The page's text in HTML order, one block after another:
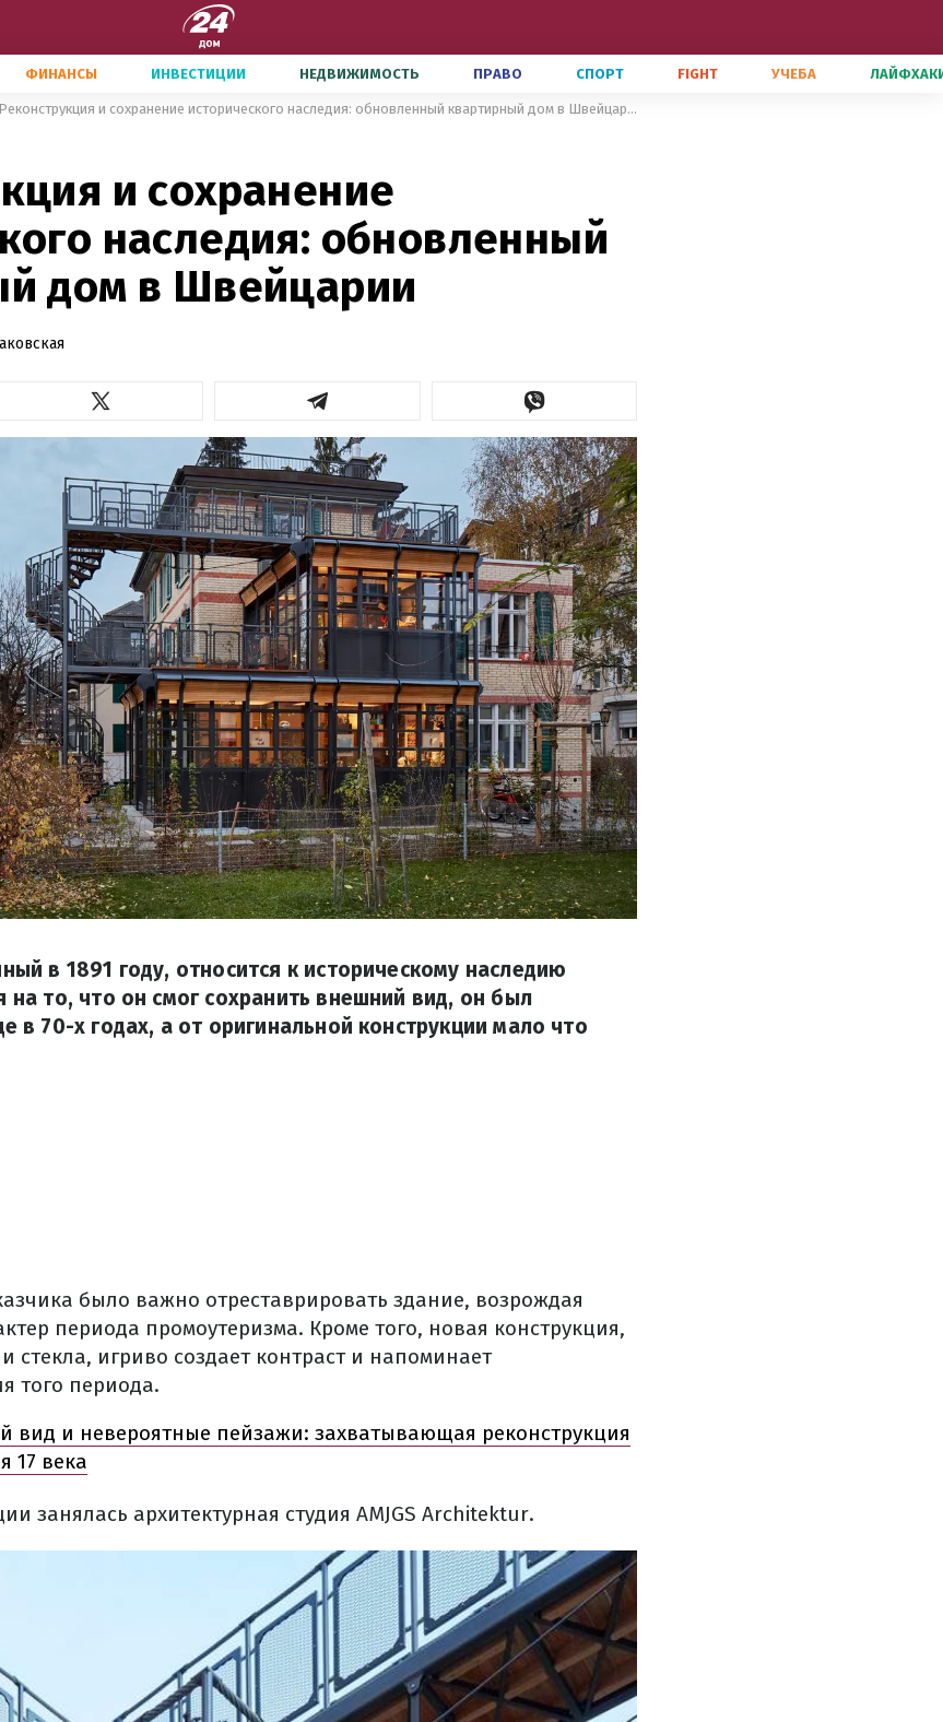
ФИНАНСЫ ИНВЕСТИЦИИ НЕДВИЖИМОСТЬ ПРАВО СПОРТ FIGHT УЧЕБА
Реконструкция и сохранение исторического наследия: обновленный квартирный дом в Швейцарии
и сохранение
наследия: обновленный
дом в Швейцарии
в 1891 году, относится к историческому наследию
то, что он смог сохранить внешний вид, он был
в 70-х годах, а от оригинальной конструкции мало что
было важно отреставрировать здание, возрождая
периода промоутеризма. Кроме того, новая конструкция,
стекла, игриво создает контраст и напоминает
того периода.
вид и невероятные пейзажи: захватывающая реконструкция
17 века
занялась архитектурная студия AMJGS Architektur.